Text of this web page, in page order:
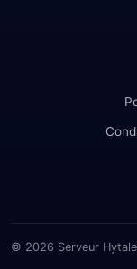
© 2026 Serveur